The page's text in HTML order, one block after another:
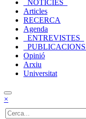
_NOTICIES_
Articles
RECERCA
Agenda
_ENTREVISTES_
_PUBLICACIONS_
Opinió
Arxiu
Universitat
×